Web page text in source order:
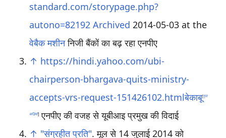
standard.com/storypage.php?
autono=82192 Archived 2014-05-03 at the
वेबैक मशीननिजी बैंकों का बढ़ रहा एनपीए
↑ https://hindi.yahoo.com/ubi-
chairperson-bhargava-quits-ministry-
accepts-vrs-request-151426102.htmlबेकाबू[मृत
कड़ियाँ]एनपीए की वजह से यूबीआइ प्रमुख की विदाई
↑ "संग्रहीत प्रति". मूल से 14 जुलाई 2014 को